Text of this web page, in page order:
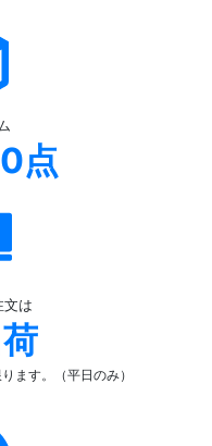
点
文は
ます。（平日のみ）